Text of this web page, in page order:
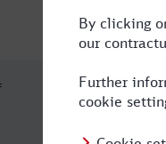
10:34
Landau
18.08.26